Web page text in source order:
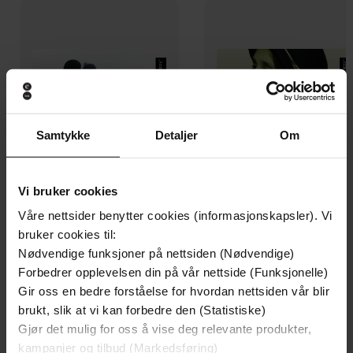
Samtykke Detaljer Om
Vi bruker cookies
Våre nettsider benytter cookies (informasjonskapsler). Vi
bruker cookies til:
Nødvendige funksjoner på nettsiden (Nødvendige)
Forbedrer opplevelsen din på vår nettside (Funksjonelle)
Gir oss en bedre forståelse for hvordan nettsiden vår blir
brukt, slik at vi kan forbedre den (Statistiske)
Gjør det mulig for oss å vise deg relevante produkter,
kampanjer og tilbud (Markedsføring)
149,-
Nytt rotfeste
Anne Karin Elstad
LYDBOK
149,-
Som dine dager er
Anne Karin Elstad
LYDBOK